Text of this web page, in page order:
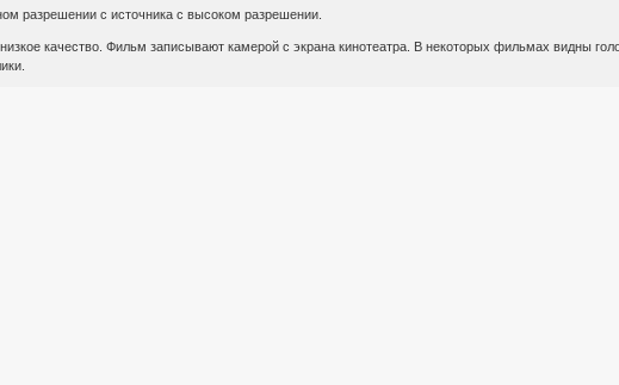
разрешении с источника с высоком разрешении.
качество. Фильм записывают камерой с экрана кинотеатра. В некоторых фильмах видны